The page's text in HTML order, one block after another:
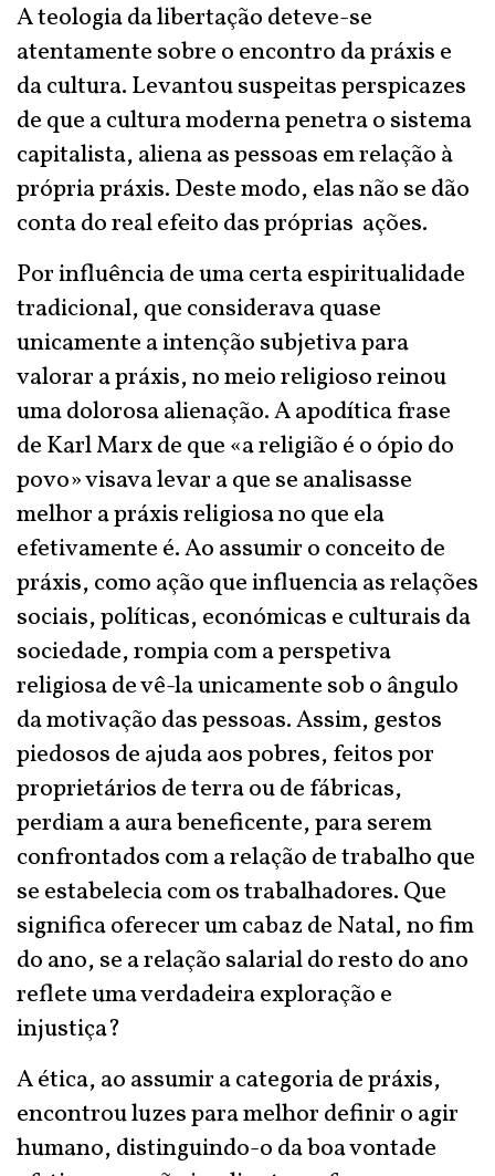
A teologia da libertação deteve-se
atentamente sobre o encontro da práxis e
da cultura. Levantou suspeitas perspicazes
de que a cultura moderna penetra o sistema
capitalista, aliena as pessoas em relação à
própria práxis. Deste modo, elas não se dão
conta do real efeito das próprias ações.
Por influência de uma certa espiritualidade
tradicional, que considerava quase
unicamente a intenção subjetiva para
valorar a práxis, no meio religioso reinou
uma dolorosa alienação. A apodítica frase
de Karl Marx de que «a religião é o ópio do
povo» visava levar a que se analisasse
melhor a práxis religiosa no que ela
efetivamente é. Ao assumir o conceito de
práxis, como ação que influencia as relações
sociais, políticas, económicas e culturais da
sociedade, rompia com a perspetiva
religiosa de vê-la unicamente sob o ângulo
da motivação das pessoas. Assim, gestos
piedosos de ajuda aos pobres, feitos por
proprietários de terra ou de fábricas,
perdiam a aura beneficente, para serem
confrontados com a relação de trabalho que
se estabelecia com os trabalhadores. Que
significa oferecer um cabaz de Natal, no fim
do ano, se a relação salarial do resto do ano
reflete uma verdadeira exploração e
injustiça?
A ética, ao assumir a categoria de práxis,
encontrou luzes para melhor definir o agir
humano, distinguindo-o da boa vontade